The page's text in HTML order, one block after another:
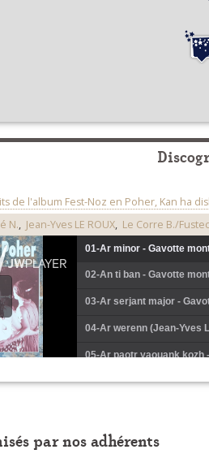
de l'album Fest-Noz en Poher, Kan ha
N., Jean-Yves LE ROUX, Le Corre B./
01-Ar minor - Gavotte
02-An ti ban - Gavotte
03-Ar serjant major -
04-Ar werenn (Jean-Yves
05-Ar paotr yaouank kozh
Buhé)
06-Ar vutunerien -
08-Pardon collorec (ton
par nos adhérents